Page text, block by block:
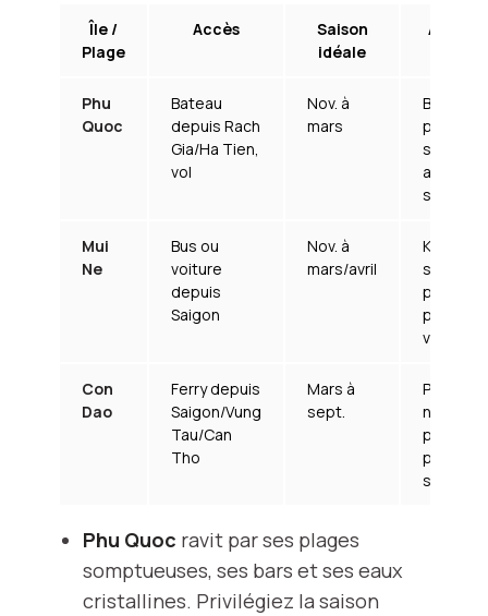
Île /
Plage
Accès
Saison
idéale
Phu
Quoc
Bateau
depuis Rach
Gia/Ha Tien,
vol
Nov. à
mars
plongée,
soirée
animée,
spa
Mui
Ne
Bus ou
voiture
depuis
Saigon
Nov. à
mars/avril
Kite-surf,
surf,
pêche,
plages
vivantes
Con
Dao
Ferry depuis
Saigon/Vung
Tau/Can
Tho
Mars à
sept.
Plongée,
nature
plages
Phu Quoc ravit par ses plages
somptueuses, ses bars et ses eaux
cristallines. Privilégiez la saison